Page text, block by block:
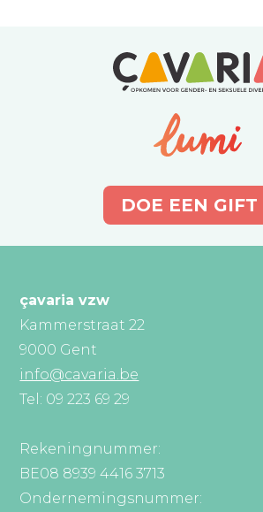
DOE EEN GIFT
çavaria vzw
Kammerstraat 22
9000 Gent
info@cavaria.be
Tel: 09 223 69 29
Rekeningnummer:
BE08 8939 4416 3713
Ondernemingsnummer: